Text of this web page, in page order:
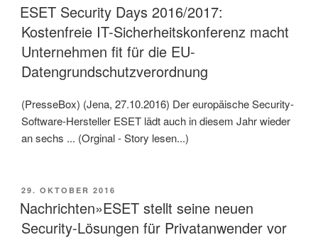
AM
ESET Security Days 2016/2017:
Kostenfreie IT-Sicherheitskonferenz macht
Unternehmen fit für die EU-
Datengrundschutzverordnung
(PresseBox) (Jena, 27.10.2016) Der europäische Security-
Software-Hersteller ESET lädt auch in diesem Jahr wieder
an sechs ... (Orginal - Story lesen...)
VERÖFFENTLICHT
AM
29. OKTOBER 2016
Nachrichten»ESET stellt seine neuen
Security-Lösungen für Privatanwender vor